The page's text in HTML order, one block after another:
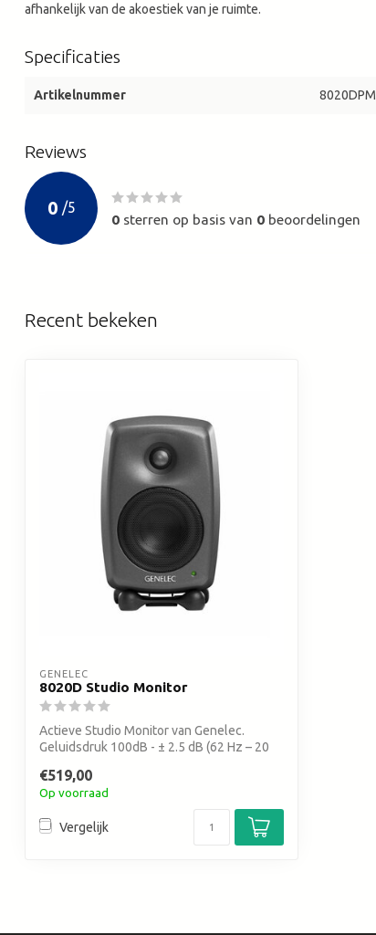
afhankelijk van de akoestiek van je ruimte.
Specificaties
Artikelnummer 8020DPM
Reviews
0 /5
0 sterren op basis van 0 beoordelingen
Recent bekeken
GENELEC
8020D Studio Monitor
Actieve Studio Monitor van Genelec.
Geluidsdruk 100dB - ± 2.5 dB (62 Hz – 20
€519,00
Op voorraad
Vergelijk